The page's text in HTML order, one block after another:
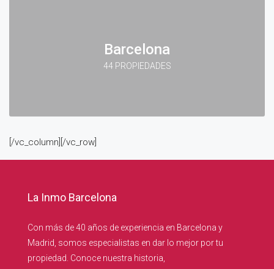
Barcelona
44 PROPIEDADES
[/vc_column][/vc_row]
La Inmo Barcelona
Con más de 40 años de experiencia en Barcelona y
Madrid, somos especialistas en dar lo mejor por tu
propiedad. Conoce nuestra historia,